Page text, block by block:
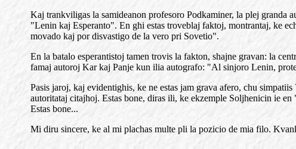
Kaj trankviligas la samideanon profesoro Podkaminer, la plej
"Lenin kaj Esperanto". En ghi estas troveblaj faktoj, montrantaj, ke
movado kaj por disvastigo de la vero pri Sovetio".
En la batalo esperantistoj tamen trovis la fakton, shajne gravan: la
famaj autoroj Kar kaj Panje kun ilia autografo: "Al sinjoro Lenin,
Pasis jaroj, kaj evidentighis, ke ne estas jam grava afero, chu
autoritataj citajhoj. Estas bone, diras ili, ke ekzemple Soljhenicin ie
Estas bone...
Mi diru sincere, ke al mi plachas multe pli la pozicio de mia filo.